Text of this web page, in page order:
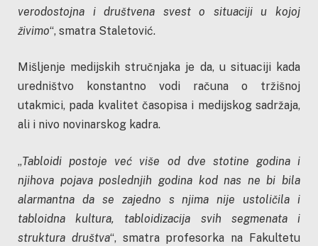
verodostojna i društvena svest o situaciji u kojoj
živimo“, smatra Staletović.
Mišljenje medijskih stručnjaka je da, u situaciji kada
uredništvo konstantno vodi računa o tržišnoj
utakmici, pada kvalitet časopisa i medijskog sadržaja,
ali i nivo novinarskog kadra.
„Tabloidi postoje već više od dve stotine godina i
njihova pojava poslednjih godina kod nas ne bi bila
alarmantna da se zajedno s njima nije ustoličila i
tabloidna kultura, tabloidizacija svih segmenata i
struktura društva“, smatra profesorka na Fakultetu